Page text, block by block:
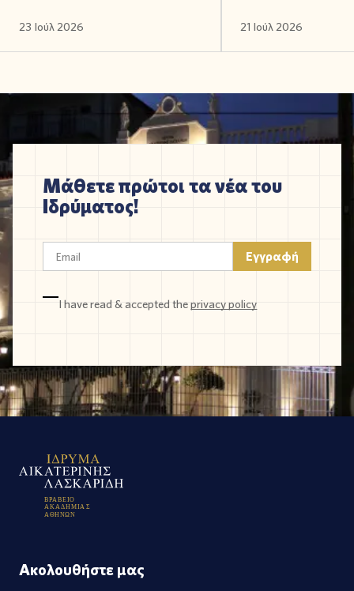
23 Ιούλ 2026 21 Ιούλ 2026
Μάθετε πρώτοι τα νέα του
Ιδρύματος!
I have read & accepted theprivacy policy
ΒΡΑΒΕΙΟ
ΑΚΑΔΗΜΙΑ Σ
Α ΘΗΝΩΝ
Ακολουθήστε μας